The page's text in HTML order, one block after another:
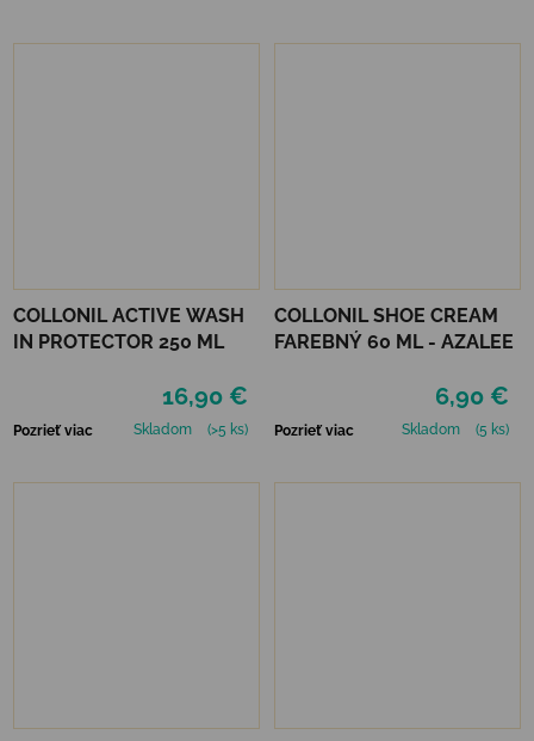
COLLONIL ACTIVE WASH
IN PROTECTOR 250 ML
16,90 €
Pozrieť viac Skladom (>5 ks)
COLLONIL SHOE CREAM
FAREBNÝ 60 ML - AZALEE
6,90 €
Pozrieť viac Skladom (5 ks)